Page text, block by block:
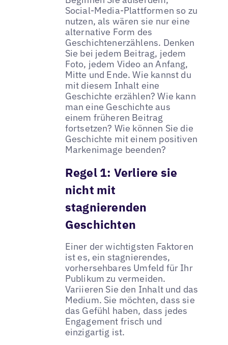
Social-Media-Plattformen so zu
nutzen, als wären sie nur eine
alternative Form des
Geschichtenerzählens. Denken
Sie bei jedem Beitrag, jedem
Foto, jedem Video an Anfang,
Mitte und Ende. Wie kannst du
mit diesem Inhalt eine
Geschichte erzählen? Wie kann
man eine Geschichte aus
einem früheren Beitrag
fortsetzen? Wie können Sie die
Geschichte mit einem positiven
Markenimage beenden?
Regel 1: Verliere sie
nicht mit
stagnierenden
Geschichten
Einer der wichtigsten Faktoren
ist es, ein stagnierendes,
vorhersehbares Umfeld für Ihr
Publikum zu vermeiden.
Variieren Sie den Inhalt und das
Medium. Sie möchten, dass sie
das Gefühl haben, dass jedes
Engagement frisch und
einzigartig ist.